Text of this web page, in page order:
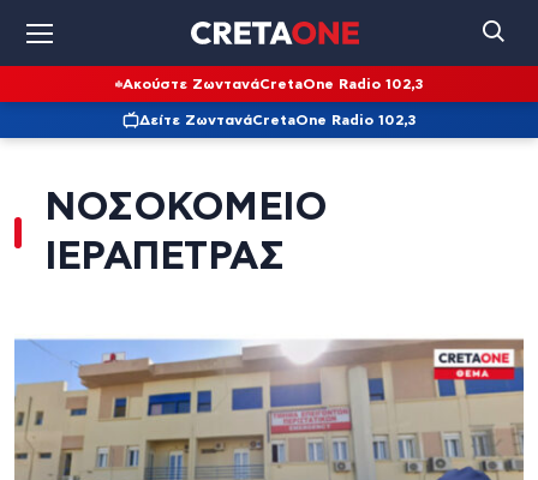
Ακούστε ΖωντανάCretaOne Radio 102,3
Δείτε ΖωντανάCretaOne Radio 102,3
ΝΟΣΟΚΟΜΕΙΟ
ΙΕΡΑΠΕΤΡΑΣ